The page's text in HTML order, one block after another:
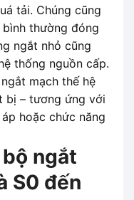
tải. Chúng cũng
thường đóng
ngắt nhỏ cũng
thống nguồn cấp.
mạch thế hệ
bị – tương ứng với
hoặc chức năng
ngắt
S0 đến